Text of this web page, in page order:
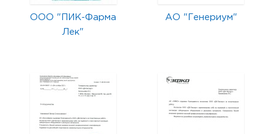
ООО "ПИК-Фарма
Лек"
АО "Генериум"